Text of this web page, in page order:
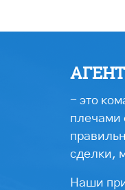
- это
плечами
сделки,
Наши